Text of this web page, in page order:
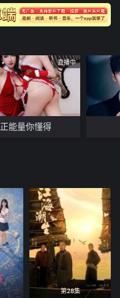
直播中
正能量你懂得
第28集